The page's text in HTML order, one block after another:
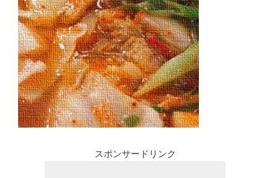
スポンサードリンク